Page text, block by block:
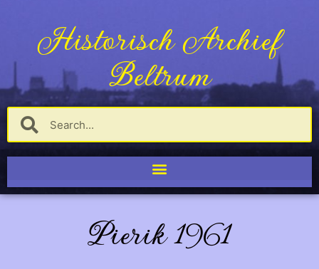
Historisch Archief
Beltrum
Pierik 1961